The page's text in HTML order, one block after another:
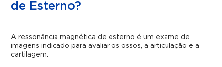
de Esterno?
A ressonância magnética de esterno é um exame de
imagens indicado para avaliar os ossos, a articulação e a
cartilagem.